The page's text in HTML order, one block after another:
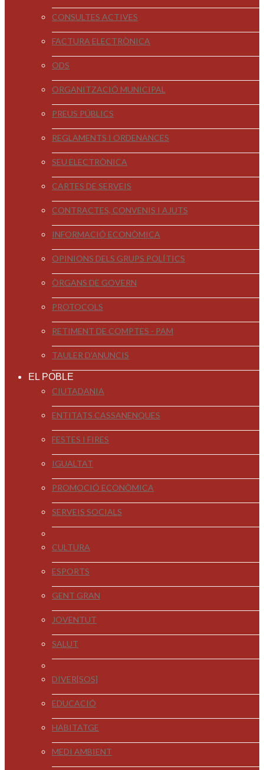
CONSULTES ACTIVES
FACTURA ELECTRÒNICA
ODS
ORGANITZACIÓ MUNICIPAL
PREUS PÚBLICS
REGLAMENTS I ORDENANCES
SEU ELECTRÒNICA
CARTES DE SERVEIS
CONTRACTES, CONVENIS I AJUTS
INFORMACIÓ ECONÒMICA
OPINIONS DELS GRUPS POLÍTICS
ÒRGANS DE GOVERN
PROTOCOLS
RETIMENT DE COMPTES - PAM
TAULER D'ANUNCIS
EL POBLE
CIUTADANIA
ENTITATS CASSANENQUES
FESTES I FIRES
IGUALTAT
PROMOCIÓ ECONÒMICA
SERVEIS SOCIALS
CULTURA
ESPORTS
GENT GRAN
JOVENTUT
SALUT
DIVER[SOS]
EDUCACIÓ
HABITATGE
MEDI AMBIENT